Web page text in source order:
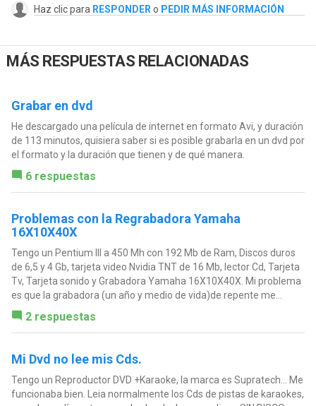
Haz clic para RESPONDER o PEDIR MÁS INFORMACIÓN
MÁS RESPUESTAS RELACIONADAS
Grabar en dvd
He descargado una película de internet en formato Avi, y duración
de 113 minutos, quisiera saber si es posible grabarla en un dvd por
el formato y la duración que tienen y de qué manera.
6 respuestas
Problemas con la Regrabadora Yamaha
16X10X40X
Tengo un Pentium III a 450 Mh con 192 Mb de Ram, Discos duros
de 6,5 y 4 Gb, tarjeta video Nvidia TNT de 16 Mb, lector Cd, Tarjeta
Tv, Tarjeta sonido y Grabadora Yamaha 16X10X40X. Mi problema
es que la grabadora (un año y medio de vida)de repente me...
2 respuestas
Mi Dvd no lee mis Cds.
Tengo un Reproductor DVD +Karaoke, la marca es Supratech... Me
funcionaba bien. Leia normalmente los Cds de pistas de karaokes,